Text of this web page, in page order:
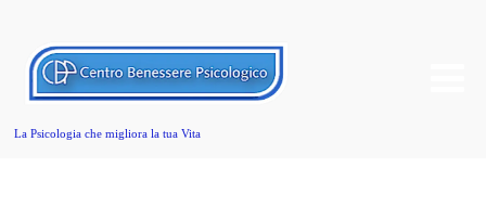
La Psicologia che migliora la tua Vita